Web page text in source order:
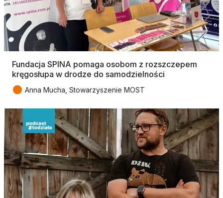
Fundacja SPINA pomaga osobom z rozszczepem
kręgosłupa w drodze do samodzielności
● Anna Mucha, Stowarzyszenie MOST